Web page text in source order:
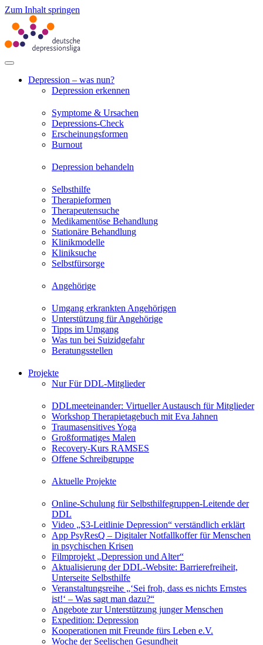
Zum Inhalt springen
Depression – was nun?
Depression erkennen
Symptome & Ursachen
Depressions-Check
Erscheinungsformen
Burnout
Depression behandeln
Selbsthilfe
Therapieformen
Therapeutensuche
Medikamentöse Behandlung
Stationäre Behandlung
Klinikmodelle
Kliniksuche
Selbstfürsorge
Angehörige
Umgang erkrankten Angehörigen
Unterstützung für Angehörige
Tipps im Umgang
Was tun bei Suizidgefahr
Beratungsstellen
Projekte
Nur Für DDL-Mitglieder
DDLmeeteinander: Virtueller Austausch für Mitglieder
Workshop Therapietagebuch mit Eva Jahnen
Traumasensitives Yoga
Großformatiges Malen
Recovery-Kurs RAMSES
Offene Schreibgruppe
Aktuelle Projekte
Online-Schulung für Selbsthilfegruppen-Leitende der
DDL
Video „S3-Leitlinie Depression“ verständlich erklärt
App PsyResQ – Digitaler Notfallkoffer für Menschen
in psychischen Krisen
Filmprojekt „Depression und Alter“
Aktualisierung der DDL-Website: Barrierefreiheit,
Unterseite Selbsthilfe
Veranstaltungsreihe „‘Sei froh, dass es nichts Ernstes
ist!‘ – Was sagt man dazu?“
Angebote zur Unterstützung junger Menschen
Expedition: Depression
Kooperationen mit Freunde fürs Leben e.V.
Woche der Seelischen Gesundheit